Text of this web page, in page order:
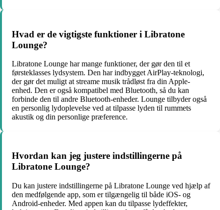
Hvad er de vigtigste funktioner i Libratone
Lounge?
Libratone Lounge har mange funktioner, der gør den til et
førsteklasses lydsystem. Den har indbygget AirPlay-teknologi,
der gør det muligt at streame musik trådløst fra din Apple-
enhed. Den er også kompatibel med Bluetooth, så du kan
forbinde den til andre Bluetooth-enheder. Lounge tilbyder også
en personlig lydoplevelse ved at tilpasse lyden til rummets
akustik og din personlige præference.
Hvordan kan jeg justere indstillingerne på
Libratone Lounge?
Du kan justere indstillingerne på Libratone Lounge ved hjælp af
den medfølgende app, som er tilgængelig til både iOS- og
Android-enheder. Med appen kan du tilpasse lydeffekter,